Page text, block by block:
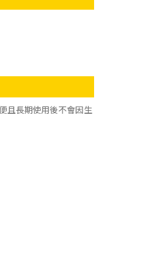
且長期使用後不會因生